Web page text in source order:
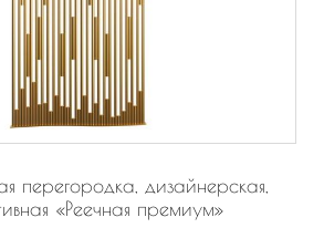
перегородка, дизайнерская,
«Реечная премиум»